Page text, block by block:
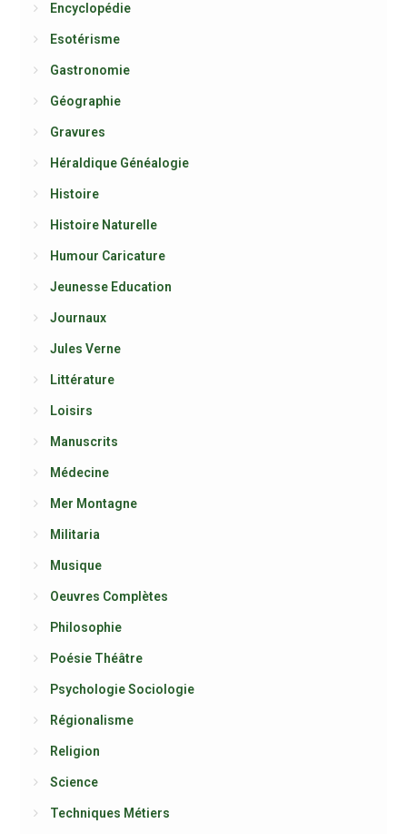
Encyclopédie
Esotérisme
Gastronomie
Géographie
Gravures
Héraldique Généalogie
Histoire
Histoire Naturelle
Humour Caricature
Jeunesse Education
Journaux
Jules Verne
Littérature
Loisirs
Manuscrits
Médecine
Mer Montagne
Militaria
Musique
Oeuvres Complètes
Philosophie
Poésie Théâtre
Psychologie Sociologie
Régionalisme
Religion
Science
Techniques Métiers